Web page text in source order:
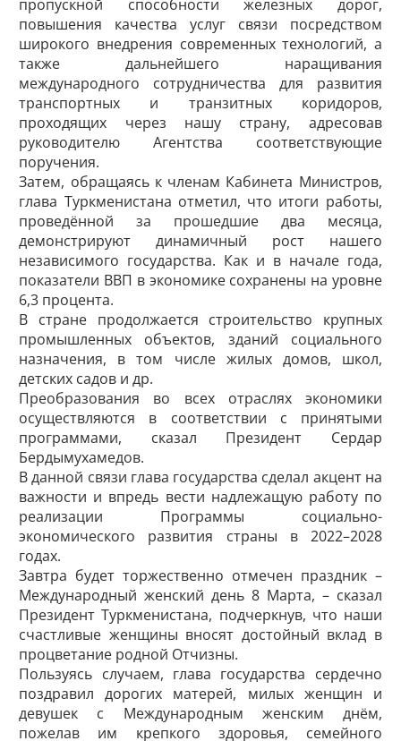
пропускной способности железных дорог,
повышения качества услуг связи посредством
широкого внедрения современных технологий, а
также дальнейшего наращивания
международного сотрудничества для развития
транспортных и транзитных коридоров,
проходящих через нашу страну, адресовав
руководителю Агентства соответствующие
поручения.
Затем, обращаясь к членам Кабинета Министров,
глава Туркменистана отметил, что итоги работы,
проведённой за прошедшие два месяца,
демонстрируют динамичный рост нашего
независимого государства. Как и в начале года,
показатели ВВП в экономике сохранены на уровне
6,3 процента.
В стране продолжается строительство крупных
промышленных объектов, зданий социального
назначения, в том числе жилых домов, школ,
детских садов и др.
Преобразования во всех отраслях экономики
осуществляются в соответствии с принятыми
программами, сказал Президент Сердар
Бердымухамедов.
В данной связи глава государства сделал акцент на
важности и впредь вести надлежащую работу по
реализации Программы социально-
экономического развития страны в 2022–2028
годах.
Завтра будет торжественно отмечен праздник –
Международный женский день 8 Марта, – сказал
Президент Туркменистана, подчеркнув, что наши
счастливые женщины вносят достойный вклад в
процветание родной Отчизны.
Пользуясь случаем, глава государства сердечно
поздравил дорогих матерей, милых женщин и
девушек с Международным женским днём,
пожелав им крепкого здоровья, семейного